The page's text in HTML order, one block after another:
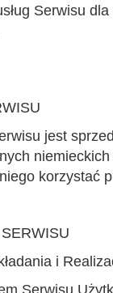
Serwisu
jest
korzystać
i
Serwisu